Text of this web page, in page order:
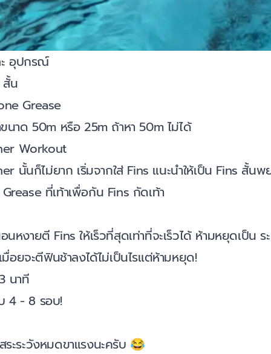
อุปกรณ์
สั้น
Grease
ขนาด 50m หรือ 25m ถ้าหา 50m ไม่ได้
Workout
นั้นก็ไม่ยาก เริ่มจากใส่ Fins แนะนำให้เป็น Fins สั้นพ
ที่เท้าเพื่อกัน Fins กัดเท้า
หงายตี Fins ให้เร็วที่สุดเท่าที่จะเร็วได้ ห้ามหยุดเป็น ร
มื่อยจะตีฟินช้าลงได้ไม่เป็นไรแต่ห้ามหยุด!
นาที
4 - 8 รอบ!
ะระวังหมดขาแรงนะครับ 😂